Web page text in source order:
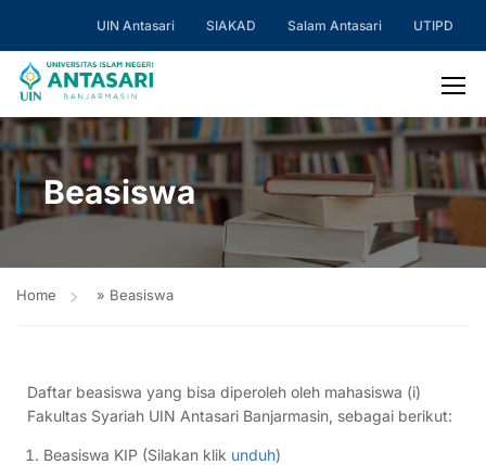
UIN Antasari SIAKAD Salam Antasari UTIPD
Beasiswa
Home » Beasiswa
Daftar beasiswa yang bisa diperoleh oleh mahasiswa (i)
Fakultas Syariah UIN Antasari Banjarmasin, sebagai berikut:
Beasiswa KIP (Silakan klik unduh)